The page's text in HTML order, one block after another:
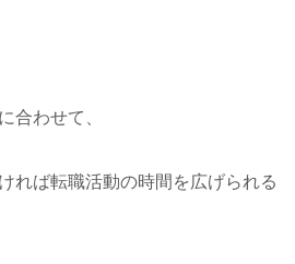
合わせて、
れば転職活動の時間を広げられる